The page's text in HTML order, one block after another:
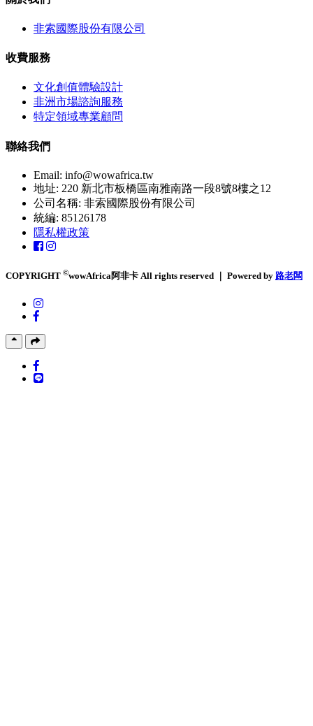
非索國際股份有限公司
收費服務
文化創值體驗設計
非洲市場諮詢服務
特定領域專業顧問
聯絡我們
Email: info@wowafrica.tw
地址: 220 新北市板橋區南雅南路一段8號8樓之12
公司名稱: 非索國際股份有限公司
統編: 85126178
隱私權政策
COPYRIGHT ©wowAfrica阿非卡 All rights reserved ｜ Powered by 路老闆